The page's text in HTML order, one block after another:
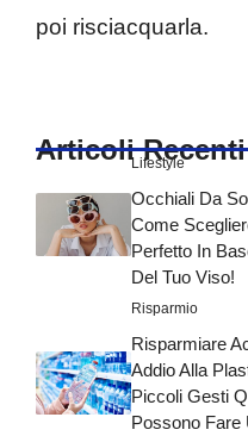
poi risciacquarla.
Articoli Recenti
Lifestyle
Occhiali Da
Come
Perfetto In
Del Tuo Viso!
Risparmio
Risparmiare
Addio Alla
Piccoli Gesti
Possono Fare